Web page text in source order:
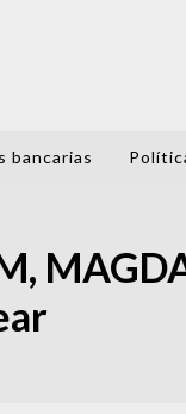
bancarias